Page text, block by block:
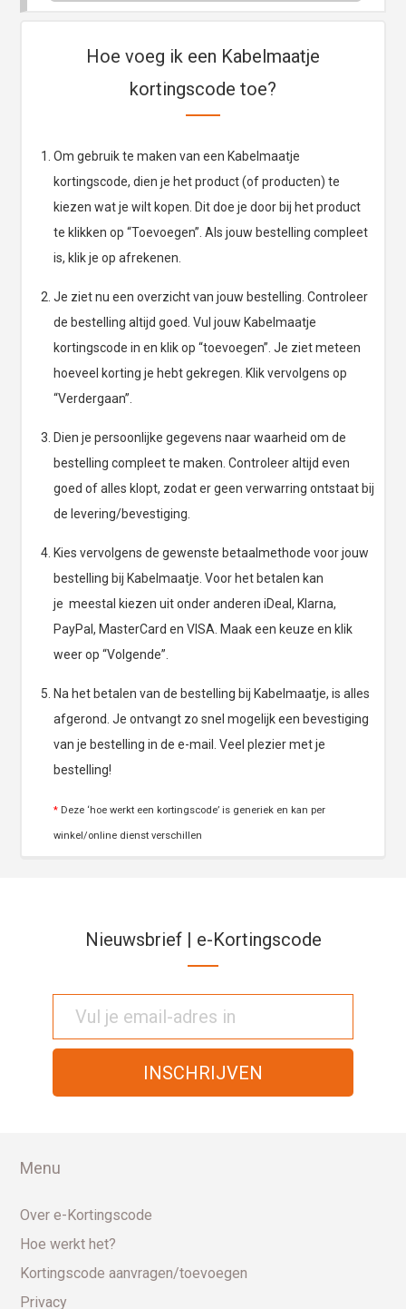
Hoe voeg ik een Kabelmaatje
kortingscode toe?
Om gebruik te maken van een Kabelmaatje
kortingscode, dien je het product (of producten) te
kiezen wat je wilt kopen. Dit doe je door bij het product
te klikken op “Toevoegen”. Als jouw bestelling compleet
is, klik je op afrekenen.
Je ziet nu een overzicht van jouw bestelling. Controleer
de bestelling altijd goed. Vul jouw Kabelmaatje
kortingscode in en klik op “toevoegen”. Je ziet meteen
hoeveel korting je hebt gekregen. Klik vervolgens op
“Verdergaan”.
Dien je persoonlijke gegevens naar waarheid om de
bestelling compleet te maken. Controleer altijd even
goed of alles klopt, zodat er geen verwarring ontstaat bij
de levering/bevestiging.
Kies vervolgens de gewenste betaalmethode voor jouw
bestelling bij Kabelmaatje. Voor het betalen kan
je meestal kiezen uit onder anderen iDeal, Klarna,
PayPal, MasterCard en VISA. Maak een keuze en klik
weer op “Volgende”.
Na het betalen van de bestelling bij Kabelmaatje, is alles
afgerond. Je ontvangt zo snel mogelijk een bevestiging
van je bestelling in de e-mail. Veel plezier met je
bestelling!
* Deze ‘hoe werkt een kortingscode’ is generiek en kan per
winkel/online dienst verschillen
Nieuwsbrief | e-Kortingscode
Menu
Over e-Kortingscode
Hoe werkt het?
Kortingscode aanvragen/toevoegen
Privacy